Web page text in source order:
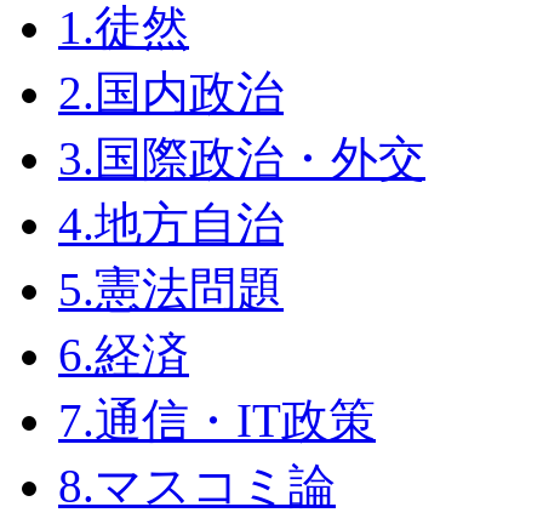
1.徒然
2.国内政治
3.国際政治・外交
4.地方自治
5.憲法問題
6.経済
7.通信・IT政策
8.マスコミ論